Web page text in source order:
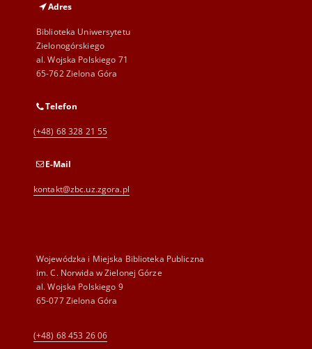
Adres
Biblioteka Uniwersytetu
Zielonogórskiego
al. Wojska Polskiego 71
65-762 Zielona Góra
Telefon
(+48) 68 328 21 55
E-Mail
kontakt@zbc.uz.zgora.pl
Wojewódzka i Miejska Biblioteka Publiczna
im. C. Norwida w Zielonej Górze
al. Wojska Polskiego 9
65-077 Zielona Góra
(+48) 68 453 26 06